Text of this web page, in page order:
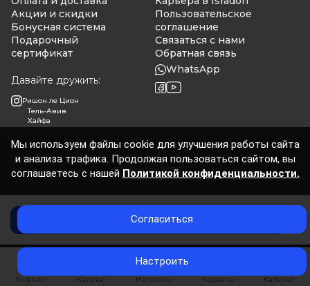
Добавить в корзину
Акции и скидки
Бонусная система
Подарочный
сертификат
Давайте дружить:
Ришон ле Цион
Тель-Авив
Хайфа
Пользовательское
соглашение
Связаться с нами
Обратная связь
WhatsApp
Isradon 2026
Мы используем файлы cookie для улучшения работы сайта
и анализа трафика. Продолжая пользоваться сайтом, вы
соглашаетесь с нашей Политикой конфиденциальности.
Согласиться
Настроить